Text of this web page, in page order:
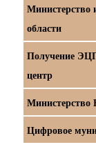
области
Получение
центр
Министерство
Цифровое